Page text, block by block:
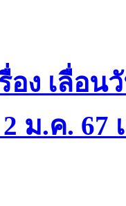
อง เลื่อ
ม.ค. 67